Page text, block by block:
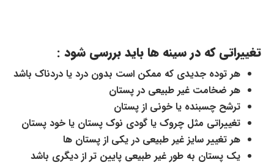
تغییراتی که در سینه ها باید بررسی شود :
هر توده جدیدی که ممکن است بدون درد یا دردناک باشد
هر ضخامت غیر طبیعی در پستان
ترشح چسبنده یا خونی از پستان
تغییراتی مثل چروک یا گودی نوک پستان یا خود پستان
هر تغییر سایز غیر طبیعی در یکی از پستان ها
یک پستان به طور غیر طبیعی پایین تر از دیگری باشد